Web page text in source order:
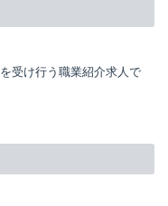
受け行う職業紹介求人で